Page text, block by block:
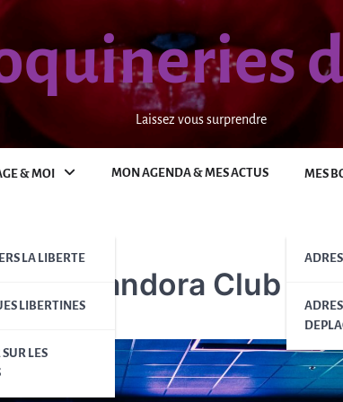
Laissez vous surprendre
& MOI
LA LIBERTE
LIBERTINES
LES
MON AGENDA & MES ACTUS MES
au Pandora Club